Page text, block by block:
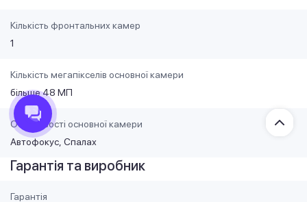
Кількість фронтальних камер
1
Кількість мегапікселів основної камери
більше 48 МП
Особливості основної камери
Автофокус Спалах
Гарантія та виробник
Гарантія